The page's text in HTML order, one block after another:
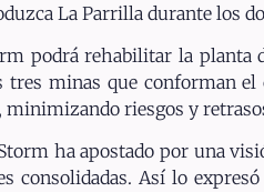
La Parrilla durante los
podrá rehabilitar la planta
tres minas que conforman
minimizando riesgos y
ha apostado por una
consolidadas. Así lo